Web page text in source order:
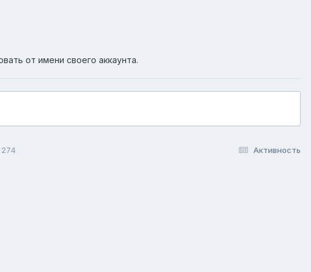
от имени своего аккаунта.
Активность